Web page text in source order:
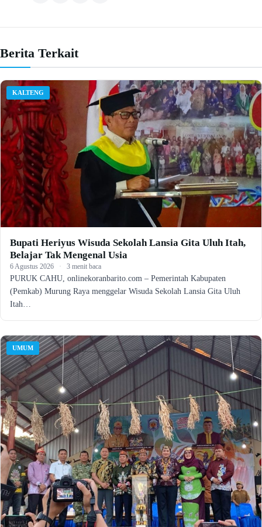
Berita Terkait
KALTENG
Bupati Heriyus Wisuda Sekolah Lansia Gita Uluh Itah,
Belajar Tak Mengenal Usia
6 Agustus 2026 · 3 menit baca
PURUK CAHU, onlinekoranbarito.com – Pemerintah Kabupaten
(Pemkab) Murung Raya menggelar Wisuda Sekolah Lansia Gita Uluh
Itah…
UMUM